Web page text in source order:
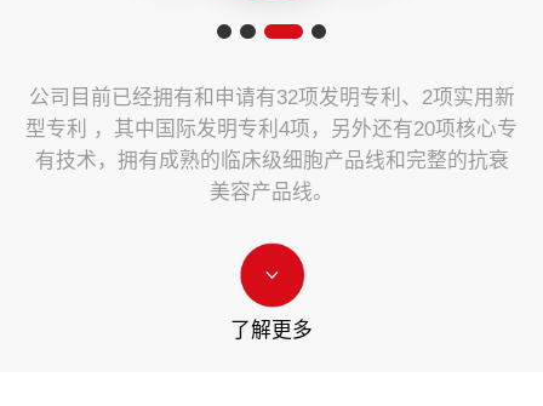
公司目前已经拥有和申请有32项发明专利、2项实用新
型专利 ，其中国际发明专利4项，另外还有20项核心专
有技术，拥有成熟的临床级细胞产品线和完整的抗衰
美容产品线。
了解更多